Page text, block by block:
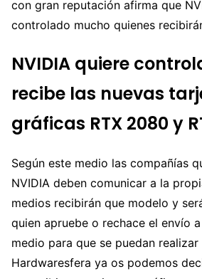
con gran reputación afirma que
controlado mucho quienes
NVIDIA quiere
recibe las nuevas
gráficas RTX 2080 y
Según este medio las compañías
NVIDIA deben comunicar a la
medios recibirán que modelo y
quien apruebe o rechace el envío
medio para que se puedan
Hardwaresfera ya os podemos